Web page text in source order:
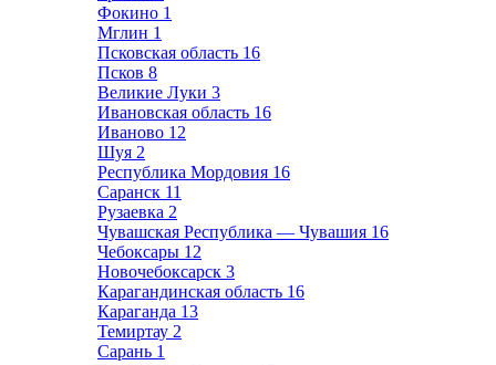
Фокино 1
Мглин 1
Псковская область 16
Псков 8
Великие Луки 3
Ивановская область 16
Иваново 12
Шуя 2
Республика Мордовия 16
Саранск 11
Рузаевка 2
Чувашская Республика — Чувашия 16
Чебоксары 12
Новочебоксарск 3
Карагандинская область 16
Караганда 13
Темиртау 2
Сарань 1